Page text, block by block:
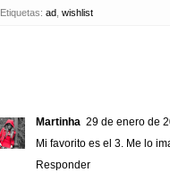
Etiquetas: ad wishlist
Martinha 29 de enero de
Mi favorito es el 3. Me lo
Responder